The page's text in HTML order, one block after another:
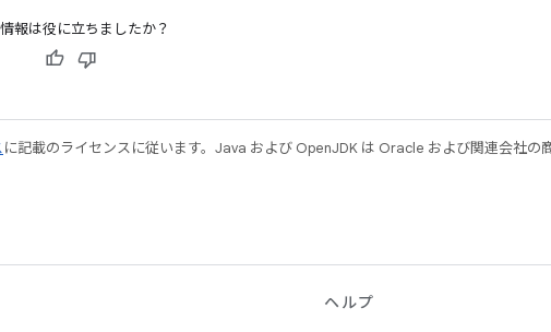
報は役に立ちましたか？
に記載のライセンスに従います。Java および OpenJDK は Oracle および関連会社の
ヘルプ